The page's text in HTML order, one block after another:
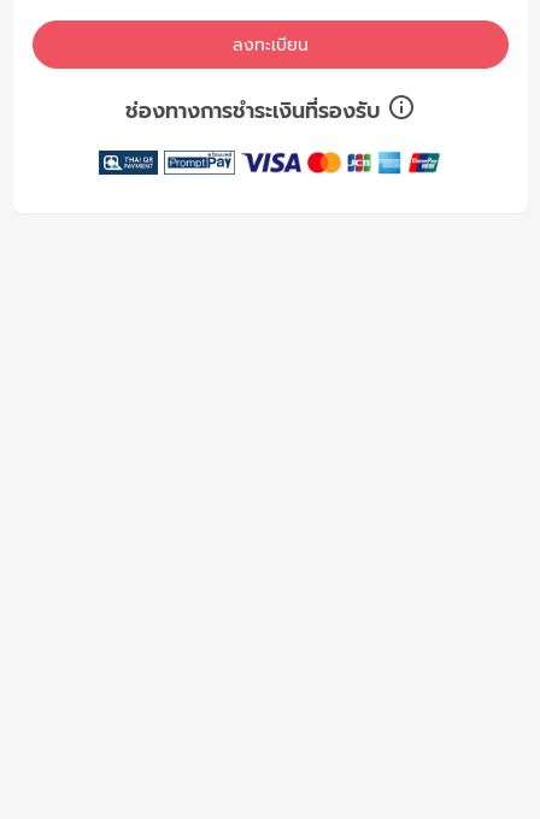
ลงทะเบียน
ช่องทางการชำระเงินที่รองรับ